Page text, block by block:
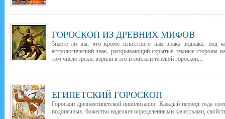
ГОРОСКОП ИЗ ДРЕВНИХ МИФОВ
Знаете ли вы, что кроме известного вам знака зодиака, под
астрологический знак, раскрывающий скрытые темные стороны
том числе греки, верили в это и считали теневой гороскоп...
ЕГИПЕТСКИЙ ГОРОСКОП
Гороскоп древнеегипетской цивилизации. Каждый период года
подопечных, божество наделяет определенными качествами,